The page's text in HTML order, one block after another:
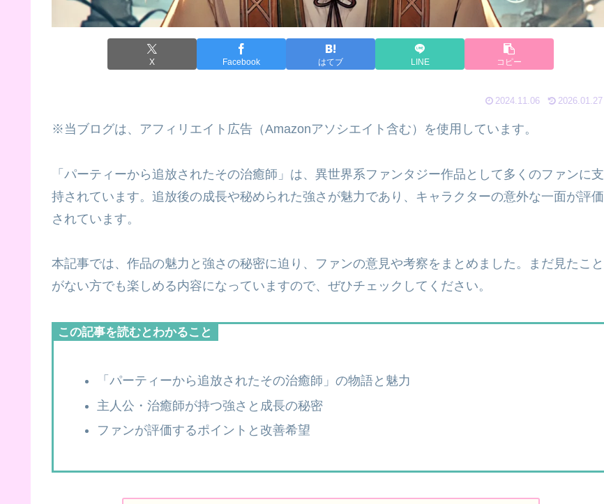
X Facebook はてブ LINE コピー
2024.11.06 2026.01.27
※当ブログは、アフィリエイト広告（Amazonアソシエイト含む）を使用しています。
「パーティーから追放されたその治癒師」は、異世界系ファンタジー作品として多くのファンに支
持されています。追放後の成長や秘められた強さが魅力であり、キャラクターの意外な一面が評価
されています。
本記事では、作品の魅力と強さの秘密に迫り、ファンの意見や考察をまとめました。まだ見たこと
がない方でも楽しめる内容になっていますので、ぜひチェックしてください。
この記事を読むとわかること
「パーティーから追放されたその治癒師」の物語と魅力
主人公・治癒師が持つ強さと成長の秘密
ファンが評価するポイントと改善希望